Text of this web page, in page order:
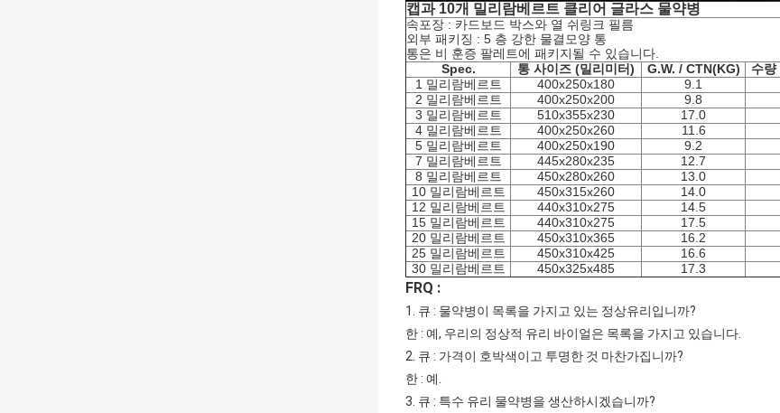
캡과 10개 밀리람베르트 클리어 글라스 물약병
속포장 : 카드보드 박스와 열 쉬링크 필름
외부 패키징 : 5 층 강한 물결모양 통
통은 비 훈증 팔레트에 패키지될 수 있습니다.
Spec.
통 사이즈 (밀리미터) G.W. / CTN(KG) 수량
1 밀리람베르트
400x250x180 9.1
2 밀리람베르트
400x250x200 9.8
3 밀리람베르트
510x355x230 17.0
4 밀리람베르트
400x250x260 11.6
5 밀리람베르트
400x250x190 9.2
7 밀리람베르트
445x280x235 12.7
8 밀리람베르트
450x280x260 13.0
10 밀리람베르트
450x315x260 14.0
12 밀리람베르트
440x310x275 14.5
15 밀리람베르트
440x310x275 17.5
20 밀리람베르트
450x310x365 16.2
25 밀리람베르트
450x310x425 16.6
30 밀리람베르트
450x325x485 17.3
FRQ :
1. 큐 : 물약병이 목록을 가지고 있는 정상유리입니까?
한 : 예, 우리의 정상적 유리 바이얼은 목록을 가지고 있습니다.
2. 큐 : 가격이 호박색이고 투명한 것 마찬가집니까?
한 : 예.
3. 큐 : 특수 유리 물약병을 생산하시겠습니까?